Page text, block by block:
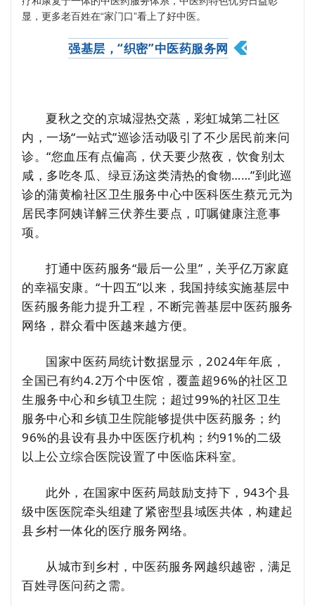
显，更多老百姓在“家门口”看上了好中医。
强基层，“织密”中医药服务网
夏秋之交的京城湿热交蒸，彩虹城第二社区
内，一场“一站式”巡诊活动吸引了不少居民前来问
诊。“您血压有点偏高，伏天要少熬夜，饮食别太
咸，多吃冬瓜、绿豆汤这类清热的食物……”到此巡
诊的蒲黄榆社区卫生服务中心中医科医生蔡元元为
居民李阿姨详解三伏养生要点，叮嘱健康注意事
项。
打通中医药服务“最后一公里”，关乎亿万家庭
的幸福安康。“十四五”以来，我国持续实施基层中
医药服务能力提升工程，不断完善基层中医药服务
网络，群众看中医越来越方便。
国家中医药局统计数据显示，2024年年底，
全国已有约4.2万个中医馆，覆盖超96%的社区卫
生服务中心和乡镇卫生院；超过99%的社区卫生
服务中心和乡镇卫生院能够提供中医药服务；约
96%的县设有县办中医医疗机构；约91%的二级
以上公立综合医院设置了中医临床科室。
此外，在国家中医药局鼓励支持下，943个县
级中医医院牵头组建了紧密型县域医共体，构建起
县乡村一体化的医疗服务网络。
从城市到乡村，中医药服务网越织越密，满足
百姓寻医问药之需。